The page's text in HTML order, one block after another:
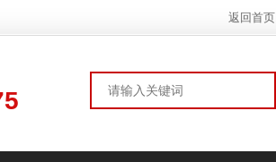
返回首页